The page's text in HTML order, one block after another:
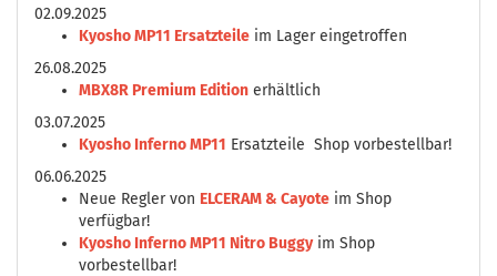
02.09.2025
Kyosho MP11 Ersatzteile im Lager eingetroffen
26.08.2025
MBX8R Premium Edition erhältlich
03.07.2025
Kyosho Inferno MP11 Ersatzteile Shop vorbestellbar!
06.06.2025
Neue Regler von ELCERAM & Cayote im Shop
verfügbar!
Kyosho Inferno MP11 Nitro Buggyim Shop
vorbestellbar!